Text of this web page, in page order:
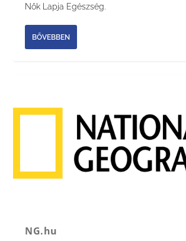
Nők Lapja Egészség.
BŐVEBBEN
NG.hu